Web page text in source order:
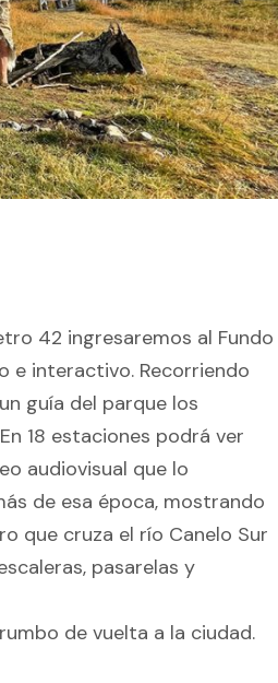
42 ingresaremos al Fundo
e interactivo. Recorriendo
guía del parque los
18 estaciones podrá ver
audiovisual que lo
de esa época, mostrando
que cruza el río Canelo Sur
pasarelas y
de vuelta a la ciudad.